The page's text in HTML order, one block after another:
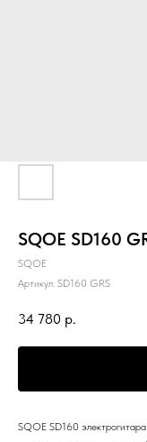
SQOE SD160
SQOE
Артикул: SD160 GRS
34 780 р.
SQOE SD160